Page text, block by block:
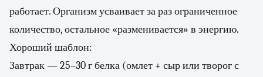
работает. Организм усваивает за раз ограниченное
количество, остальное «разменивается» в энергию.
Хороший шаблон:
Завтрак — 25–30 г белка (омлет + сыр или творог с